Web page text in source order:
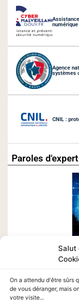
Salut
On a attendu d'être sûrs
de vous déranger, mais
votre visite...
Agence
systèmes
CNIL :
Paroles d'expert
Chaque mois